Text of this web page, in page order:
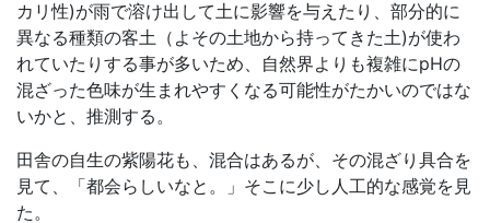
カリ性)が雨で溶け出して土に影響を与えたり、部分的に
異なる種類の客土（よその土地から持ってきた土)が使わ
れていたりする事が多いため、自然界よりも複雑にpHの
混ざった色味が生まれやすくなる可能性がたかいのではな
いかと、推測する。
田舎の自生の紫陽花も、混合はあるが、その混ざり具合を
見て、「都会らしいなと。」そこに少し人工的な感覚を見
た。